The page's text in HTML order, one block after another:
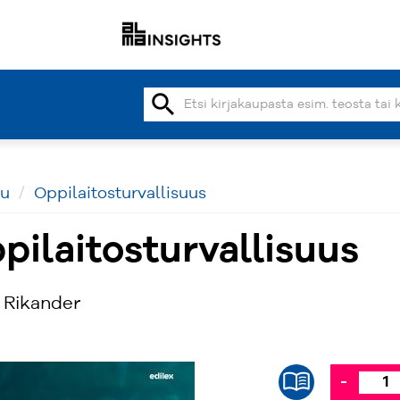
search
Oppilaitosturvallisuus
Rikander
-